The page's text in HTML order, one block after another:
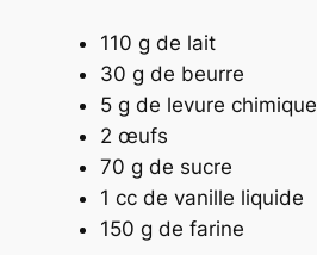
110 g de lait
30 g de beurre
5 g de levure chimique
2 œufs
70 g de sucre
1 cc de vanille liquide
150 g de farine